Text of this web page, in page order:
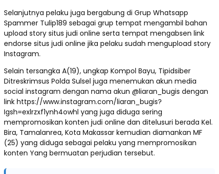
Selanjutnya pelaku juga bergabung di Grup Whatsapp
Spammer Tulip189 sebagai grup tempat mengambil bahan
upload story situs judi online serta tempat mengabsen link
endorse situs judi online jika pelaku sudah mengupload story
Instagram.
Selain tersangka A(19), ungkap Kompol Bayu, Tipidsiber
Ditreskrimsus Polda Sulsel juga menemukan akun media
social instagram dengan nama akun @liaran_bugis dengan
link https://www.instagram.com/liaran_bugis?
Igsh=exlrzxf1ynh4owhl yang juga diduga sering
mempromosikan konten judi online dan ditelusuri berada Kel.
Bira, Tamalanrea, Kota Makassar kemudian diamankan MF
(25) yang diduga sebagai pelaku yang mempromosikan
konten Yang bermuatan perjudian tersebut.